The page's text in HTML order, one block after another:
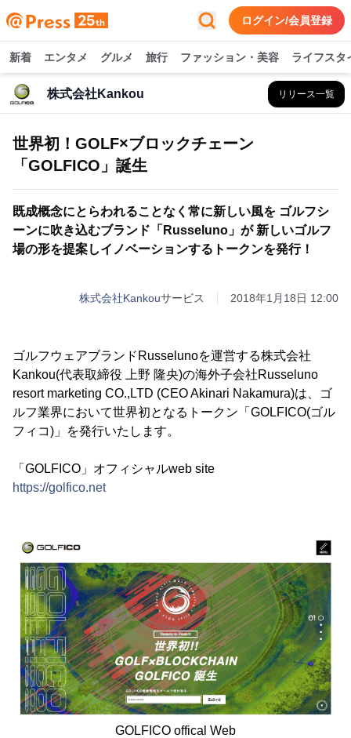
ログイン/会員登録
新着 エンタメ グルメ 旅行 ファッション・美容 ライフスタ
株式会社Kankou リリース一覧
世界初！GOLF×ブロックチェーン
「GOLFICO」誕生
既成概念にとらわれることなく常に新しい風を ゴルフシ
ーンに吹き込むブランド「Russeluno」が 新しいゴルフ
場の形を提案しイノベーションするトークンを発行！
株式会社Kankouサービス 2018年1月18日 12:00
ゴルフウェアブランドRusselunoを運営する株式会社
Kankou(代表取締役 上野 隆央)の海外子会社Russeluno
resort marketing CO.,LTD (CEO Akinari Nakamura)は、ゴ
ルフ業界において世界初となるトークン「GOLFICO(ゴル
フィコ)」を発行いたします。
「GOLFICO」オフィシャルweb site
https://golfico.net
GOLFICO offical Web